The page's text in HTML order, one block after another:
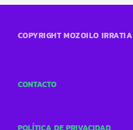
COPYRIGHT MOZOILO IRRATIA
CONTACTO